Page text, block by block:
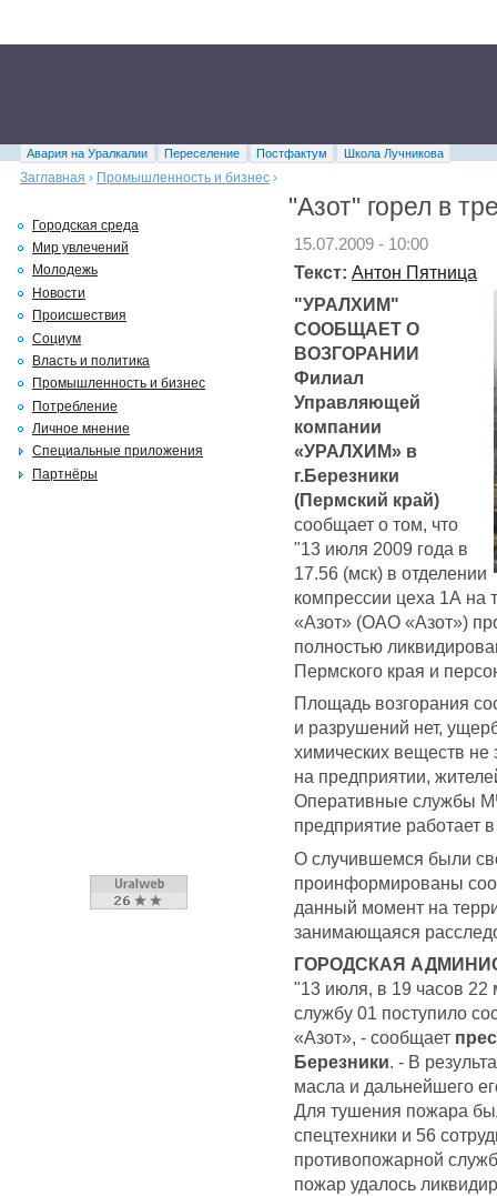
Авария на Уралкалии Переселение Постфактум
Школа Лучникова
Заглавная › Промышленность и бизнес ›
"Азот" горел в
15.07.2009 - 10:00
Текст: Антон Пятница
"УРАЛХИМ"
СООБЩАЕТ О
ВОЗГОРАНИИ
Филиал
Управляющей
компании
«УРАЛХИМ» в
г.Березники
(Пермский край)
сообщает о том, что
"13 июля 2009 года в
17.56 (мск) в отделении
компрессии цеха 1А на
«Азот» (ОАО «Азот»)
полностью
Пермского края и
Площадь возгорания
и разрушений нет,
химических веществ
на предприятии,
Оперативные службы
предприятие работает
О случившемся были
проинформированы
данный момент на
занимающаяся
ГОРОДСКАЯ
"13 июля, в 19 часов
службу 01 поступило
«Азот», - сообщает
Березники. - В
масла и дальнейшего
Для тушения пожара
спецтехники и 56
противопожарной
пожар удалось
Городская среда
Мир увлечений
Молодежь
Новости
Происшествия
Социум
Власть и политика
Промышленность и бизнес
Потребление
Личное мнение
Специальные приложения
Партнёры